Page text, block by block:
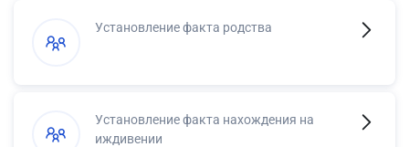
Установление факта родства
Установление факта нахождения на
иждивении